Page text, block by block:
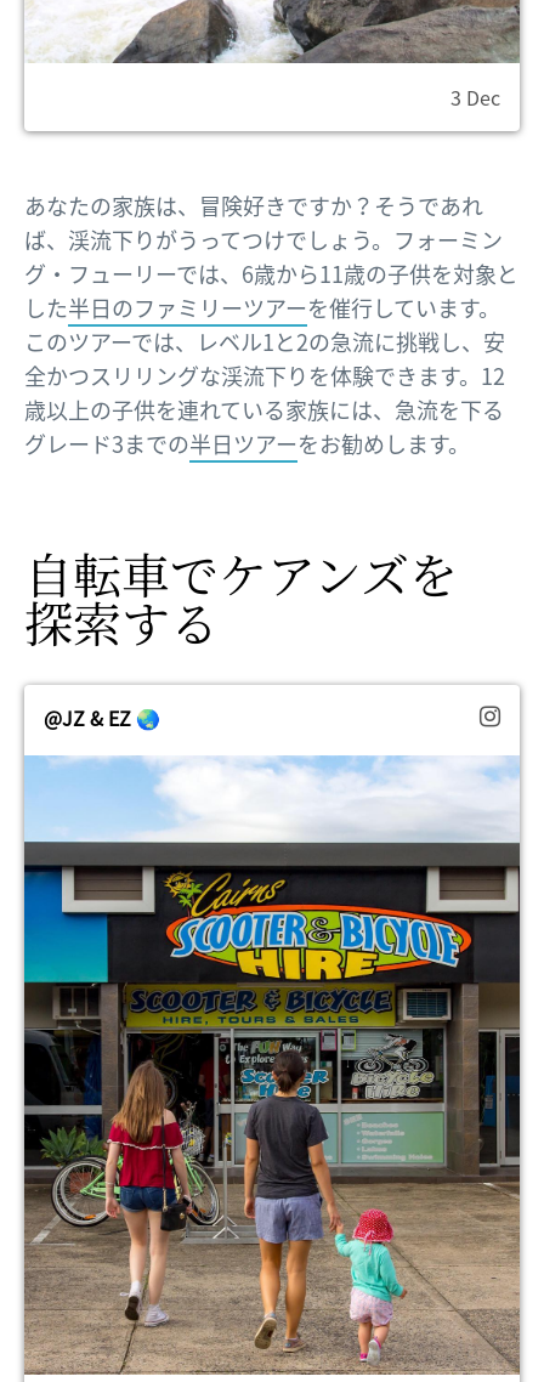
3 Dec
あなたの家族は、冒険好きですか？そうであれ
ば、渓流下りがうってつけでしょう。フォーミン
グ・フューリーでは、6歳から11歳の子供を対象と
した半日のファミリーツアーを催行しています。
このツアーでは、レベル1と2の急流に挑戦し、安
全かつスリリングな渓流下りを体験できます。12
歳以上の子供を連れている家族には、急流を下る
グレード3までの半日ツアーをお勧めします。
自転車で​ケアンズを
探索する
@JZ & EZ 🌏